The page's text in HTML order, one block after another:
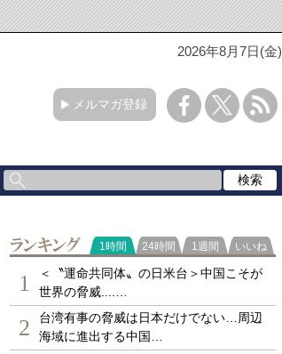
2026年8月7日(金)
メルマガ登録
ランキング
1時間 24時間 1週間 いいね
1
＜〝運命共同体〟の日米台＞中国こそが
世界の脅威....…
2
台湾有事の脅威は日本だけでない…周辺
海域に進出する中国…